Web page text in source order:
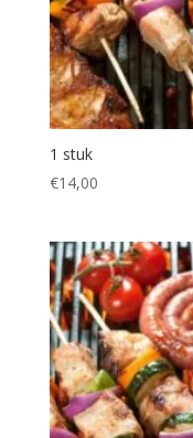
1 stuk
€14,00